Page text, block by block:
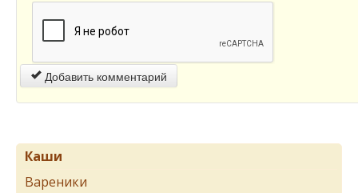
Добавить комментарий
Каши
Вареники